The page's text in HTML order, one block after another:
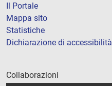
Il Portale
Mappa sito
Statistiche
Dichiarazione di accessibilità
Collaborazioni